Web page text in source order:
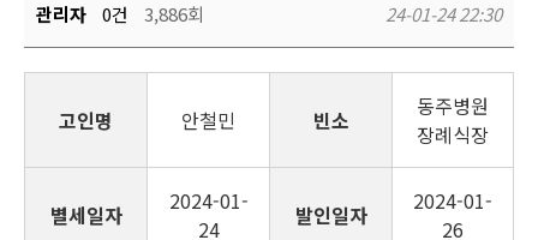
관리자 0건 3,886회 24-01-24 22:30
고인명 안철민 빈소
동주병원
장례식장
별세일자
2024-01-
24
발인일자
2024-01-
26